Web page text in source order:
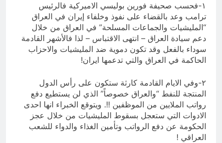
١-فحسب صحيفة فورين بوليسي الاميركية فالرئيس
ترامب وعد بالقضاء على نفوذ وخلفاء إيران في العراق
“المليشيات والجماعات المسلحة” في العراق من خلال
دعم سيادة العراق – انتهى الاقتباس – لذا فالأشهر القادمة
سوداء بالفعل وقد تكون دموية ضد المليشيات والاحزاب
الحاكمة في العراق والتي تدعمها ايران!
٢-وفي الايام القادمة كارثة ستكون على رأس الدول
المنتجة للنفط “والعراق خصوصاً” الذي لن يستطيع دفع
رواتب الملايين من الموظفين !!. ويتوقع الخبراء انها احدى
الادوات التي ستعجل بسقوط المليشيات من خلال عجز
الحكومة عن دفع الرواتب وتأمين الغذاء والدواء للشعب
العراقي !